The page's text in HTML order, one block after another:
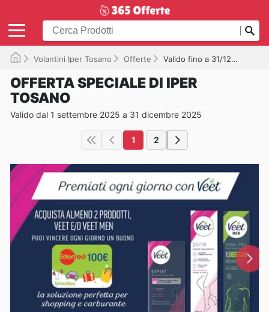
Volantini Iper Tosano Offerte Valido fino a 31/12/2025
OFFERTA SPECIALE DI IPER
TOSANO
Valido dal 1 settembre 2025 a 31 dicembre 2025
1 2